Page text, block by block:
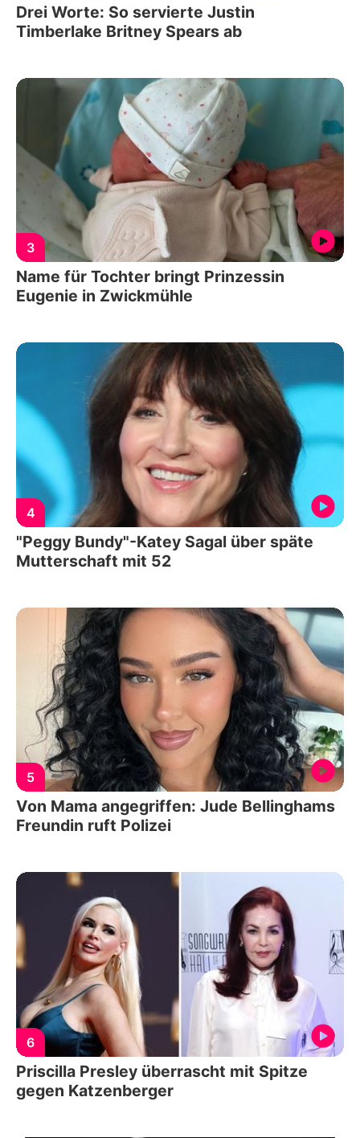
Drei Worte: So servierte Justin
Timberlake Britney Spears ab
3
Name für Tochter bringt Prinzessin
Eugenie in Zwickmühle
4
"Peggy Bundy"-Katey Sagal über späte
Mutterschaft mit 52
5
Von Mama angegriffen: Jude Bellinghams
Freundin ruft Polizei
6
Priscilla Presley überrascht mit Spitze
gegen Katzenberger